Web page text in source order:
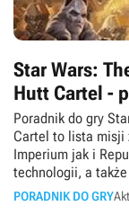
Star Wars:
Hutt Cartel -
Poradnik do gry
Cartel to lista misji
Imperium jak i
technologii, a
PORADNIK DO GRY